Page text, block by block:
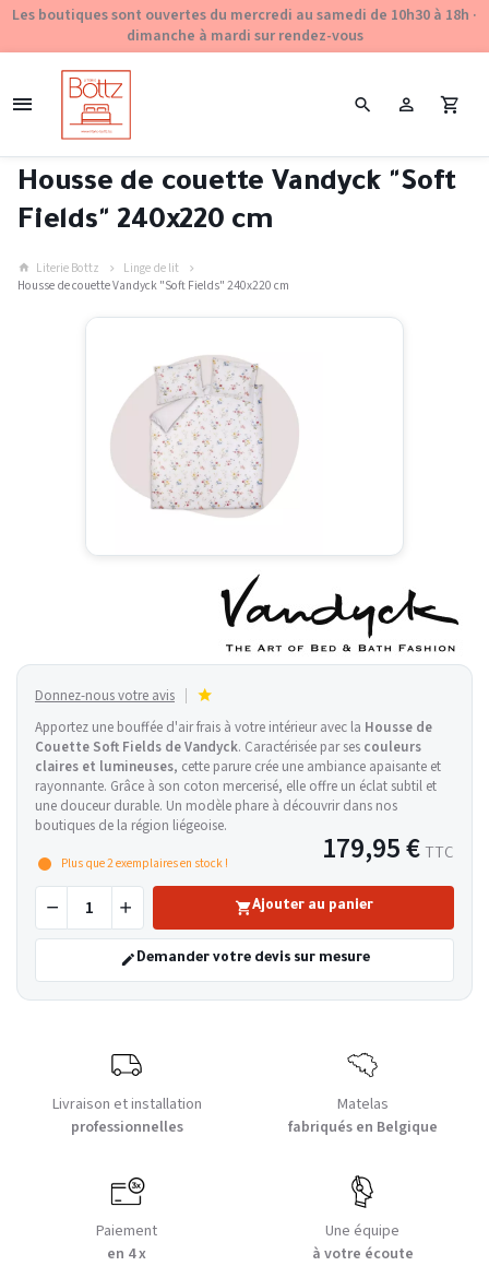
Les boutiques sont ouvertes du mercredi au samedi de 10h30 à 18h ·
dimanche à mardi sur rendez-vous
Housse de couette Vandyck "Soft
Fields" 240x220 cm
Literie Bottz
Linge de lit
Housse de couette Vandyck "Soft Fields" 240x220 cm
Donnez-nous votre avis
Apportez une bouffée d'air frais à votre intérieur avec la Housse de
Couette Soft Fields deVandyck. Caractérisée par ses couleurs
claires et lumineuses, cette parure crée une ambiance apaisante et
rayonnante. Grâce à son coton mercerisé, elle offre un éclat subtil et
une douceur durable. Un modèle phare à découvrir dans nos
boutiques de la région liégeoise.
179,95 € TTC
Plus que2exemplaires en stock !
Ajouter au panier
Demander votre devis sur mesure
Livraison et installation
professionnelles
Matelas
fabriqués en Belgique
Paiement
en 4 x
Une équipe
à votre écoute